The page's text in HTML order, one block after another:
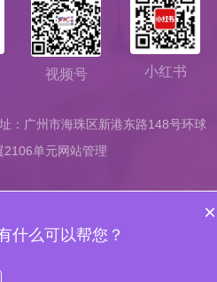
视频号 小红书
：广州市海珠区新港东路148号环球
2106单元网站管理
×
什么可以帮您？